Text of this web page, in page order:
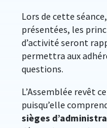
Lors de cette
présentées, les
d’activité seront
permettra aux
questions.
L’Assemblée revêt
puisqu’elle
sièges